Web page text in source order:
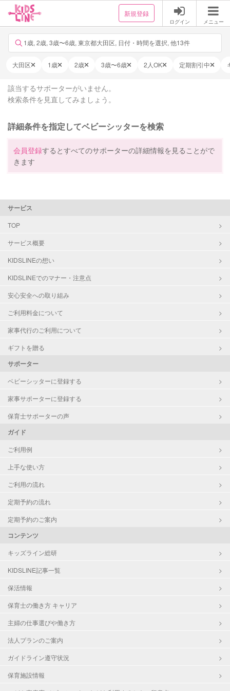
新規登録
ログイン メニュー
1歳, 2歳, 3歳〜6歳, 東京都大田区, 日付・時間を選択, 他13件
大田区 1歳 2歳 3歳〜6歳 2人OK 定期割引中
該当するサポーターがいません。
検索条件を見直してみましょう。
詳細条件を指定してベビーシッターを検索
会員登録するとすべてのサポーターの詳細情報を見ることがで
きます
サービス
TOP
サービス概要
KIDSLINEの想い
KIDSLINEでのマナー・注意点
安心安全への取り組み
ご利用料金について
家事代行のご利用について
ギフトを贈る
サポーター
ベビーシッターに登録する
家事サポーターに登録する
保育士サポーターの声
ガイド
ご利用例
上手な使い方
ご利用の流れ
定期予約の流れ
定期予約のご案内
コンテンツ
キッズライン総研
KIDSLINE記事一覧
保活情報
保育士の働き方 キャリア
主婦の仕事選びや働き方
法人プランのご案内
ガイドライン遵守状況
保育施設情報